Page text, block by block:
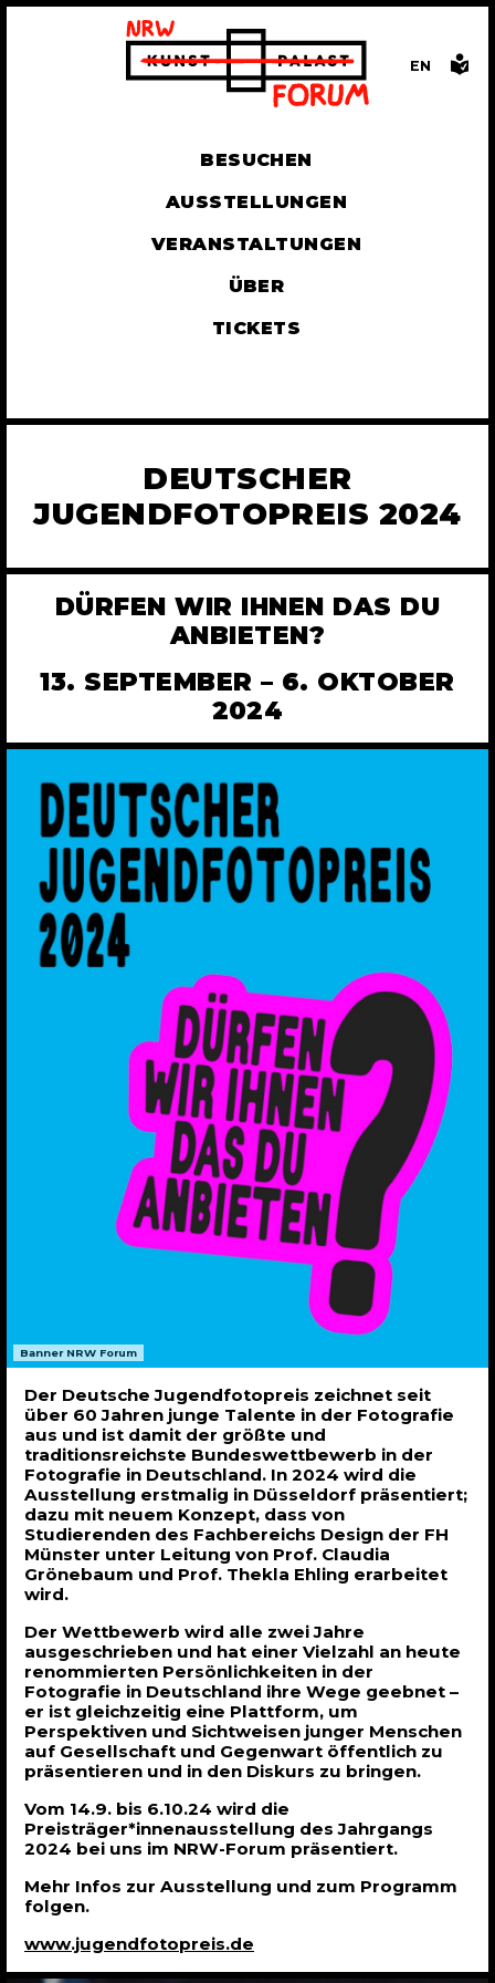
BESUCHEN
AUSSTELLUNGEN
VERANSTALTUNGEN
ÜBER
TICKETS
EN GLISH
DEUTSCHER
JUGENDFOTOPREIS 2024
DÜRFEN WIR IHNEN DAS DU
ANBIETEN?
13. SEPTEMBER – 6. OKTOBER
2024
Banner NRW Forum
Der Deutsche Jugendfotopreis zeichnet seit
über 60 Jahren junge Talente in der Fotografie
aus und ist damit der größte und
traditionsreichste Bundeswettbewerb in der
Fotografie in Deutschland. In 2024 wird die
Ausstellung erstmalig in Düsseldorf präsentiert;
dazu mit neuem Konzept, dass von
Studierenden des Fachbereichs Design der FH
Münster unter Leitung von Prof. Claudia
Grönebaum und Prof. Thekla Ehling erarbeitet
wird.
Der Wettbewerb wird alle zwei Jahre
ausgeschrieben und hat einer Vielzahl an heute
renommierten Persönlichkeiten in der
Fotografie in Deutschland ihre Wege geebnet –
er ist gleichzeitig eine Plattform, um
Perspektiven und Sichtweisen junger Menschen
auf Gesellschaft und Gegenwart öffentlich zu
präsentieren und in den Diskurs zu bringen.
Vom 14.9. bis 6.10.24 wird die
Preisträger*innenausstellung des Jahrgangs
2024 bei uns im NRW-Forum präsentiert.
Mehr Infos zur Ausstellung und zum Programm
folgen.
www.jugendfotopreis.de